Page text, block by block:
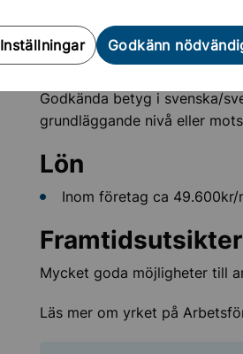
Inställningar Godkänn
Yrkespaketet pågår på
Godkända betyg i svenska/
grundläggande nivå eller
Lön
Inom företag ca 49.600kr/
Framtidsutsikter
Mycket goda möjligheter till
Läs mer om yrket på